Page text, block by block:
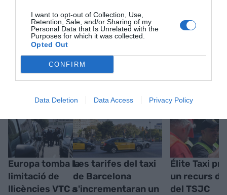
I want to opt-out of Collection, Use,
Retention, Sale, and/or Sharing of my
Personal Data that Is Unrelated with the
Purposes for which it was collected.
Opted Out
CONFIRM
Data Deletion Data Access Privacy Policy
RELACIONADES
Europa tomba la
limitació de
llicències VTC a
Les tarifes del taxi
de Barcelona
s'incrementaran un
Élite Taxi
un recurs
del TSJC